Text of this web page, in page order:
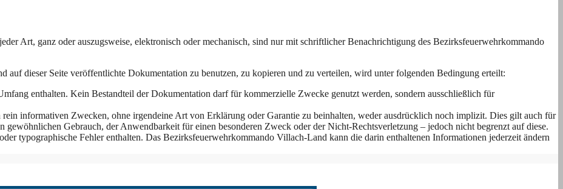
Art, ganz oder auszugsweise, elektronisch oder mechanisch, sind nur mit schriftlicher Benachrichtigung des Bezirksfeuerwehrkommando
dieser Seite veröffentlichte Dokumentation zu benutzen, zu kopieren und zu verteilen, wird unter folgenden Bedingung erteilt:
enthalten. Kein Bestandteil der Dokumentation darf für kommerzielle Zwecke genutzt werden, sondern ausschließlich für
informativen Zwecken, ohne irgendeine Art von Erklärung oder Garantie zu beinhalten, weder ausdrücklich noch implizit. Dies gilt auch für
gewöhnlichen Gebrauch, der Anwendbarkeit für einen besonderen Zweck oder der Nicht-Rechtsverletzung – jedoch nicht begrenzt auf diese.
typographische Fehler enthalten. Das Bezirksfeuerwehrkommando Villach-Land kann die darin enthaltenen Informationen jederzeit ändern